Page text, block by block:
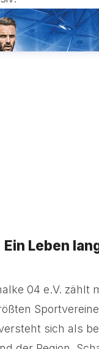
Ein Leben
04 e.V. zählt
sich als